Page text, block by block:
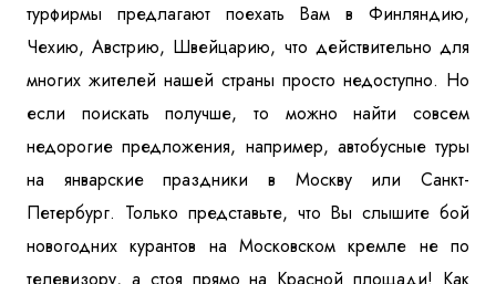
турфирмы предлагают поехать Вам в Финляндию,
Чехию, Австрию, Швейцарию, что действительно для
многих жителей нашей страны просто недоступно. Но
если поискать получше, то можно найти совсем
недорогие предложения, например, автобусные туры
на январские праздники в Москву или Санкт-
Петербург. Только представьте, что Вы слышите бой
новогодних курантов на Московском кремле не по